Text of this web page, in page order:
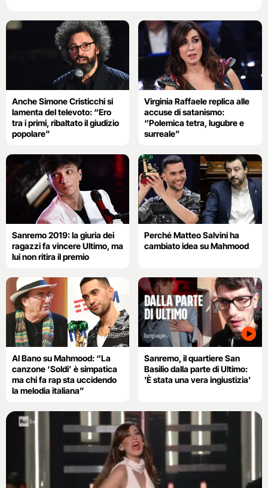
Anche Simone Cristicchi si
lamenta del televoto: “Ero
tra i primi, ribaltato il giudizio
popolare”
Virginia Raffaele replica alle
accuse di satanismo:
“Polemica tetra, lugubre e
surreale”
Sanremo 2019: la giuria dei
ragazzi fa vincere Ultimo, ma
lui non ritira il premio
Perché Matteo Salvini ha
cambiato idea su Mahmood
Al Bano su Mahmood: “La
canzone ‘Soldi’ è simpatica
ma chi fa rap sta uccidendo
la melodia italiana”
Sanremo, il quartiere San
Basilio dalla parte di Ultimo:
'È stata una vera ingiustizia'